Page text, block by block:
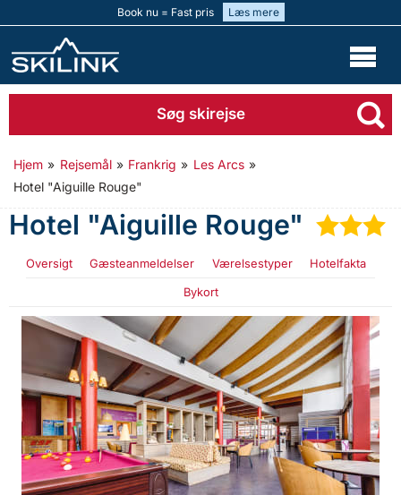
Book nu = Fast pris Læs mere
Søg skirejse
Hjem » Rejsemål » Frankrig » Les Arcs »
Hotel "Aiguille Rouge"
Hotel "Aiguille Rouge" ★★
Oversigt Gæsteanmeldelser Værelsestyper
Hotelfakta
Bykort